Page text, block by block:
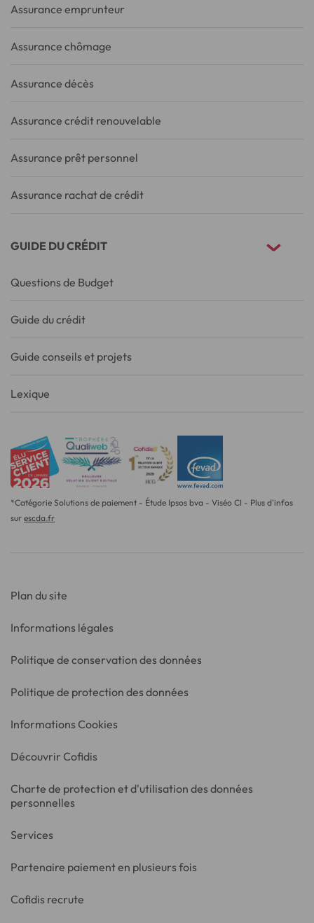
Assurance emprunteur
Assurance chômage
Assurance décès
Assurance crédit renouvelable
Assurance prêt personnel
Assurance rachat de crédit
GUIDE DU CRÉDIT
Questions de Budget
Guide du crédit
Guide conseils et projets
Lexique
*Catégorie Solutions de paiement - Étude Ipsos bva - Viséo CI - Plus d'infos
sur escda.fr
Plan du site
Informations légales
Politique de conservation des données
Politique de protection des données
Informations Cookies
Découvrir Cofidis
Charte de protection et d'utilisation des données
personnelles
Services
Partenaire paiement en plusieurs fois
Cofidis recrute